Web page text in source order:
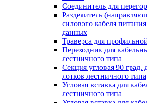
Соединитель для
Разделитель
силового кабеля
данных
Траверса для
Переходник для
лестничного типа
Секция угловая 90 град.
лотков лестничного типа
Угловая вставка для
лестничного типа